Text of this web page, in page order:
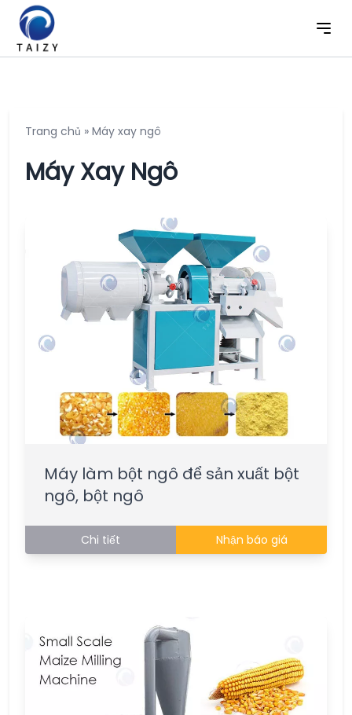
Trang chủ » Máy xay ngô
Máy Xay Ngô
Máy làm bột ngô để sản xuất bột
ngô, bột ngô
Chi tiết Nhận báo giá